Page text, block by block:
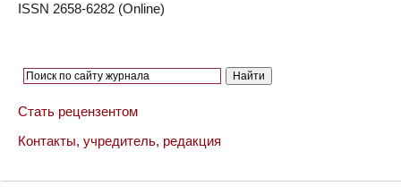
ISSN 2658-6282 (Online)
Стать рецензентом
Контакты, учредитель, редакция